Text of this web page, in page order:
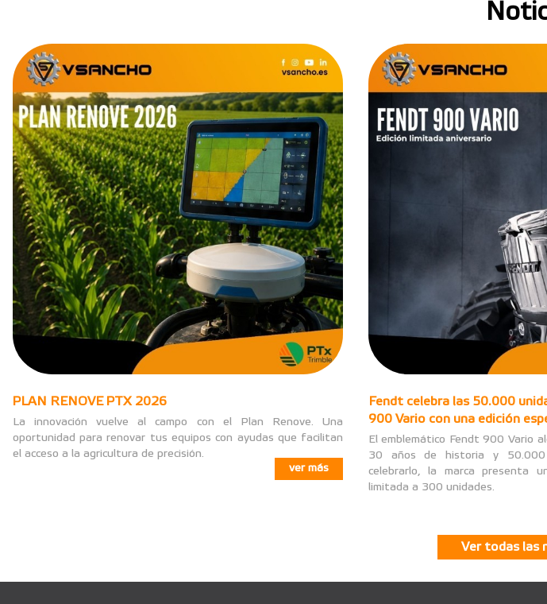
PLAN RENOVE PTX 2026
La innovación vuelve al campo con el Plan Renove. Una
oportunidad para renovar tus equipos con ayudas que facilitan
el acceso a la agricultura de precisión.
ver más
Fendt celebra las 50.000
900 Vario con una edición
El emblemático Fendt 900 Vario
30 años de historia y 50.000
celebrarlo, la marca presenta
limitada a 300 unidades.
Ver todas las